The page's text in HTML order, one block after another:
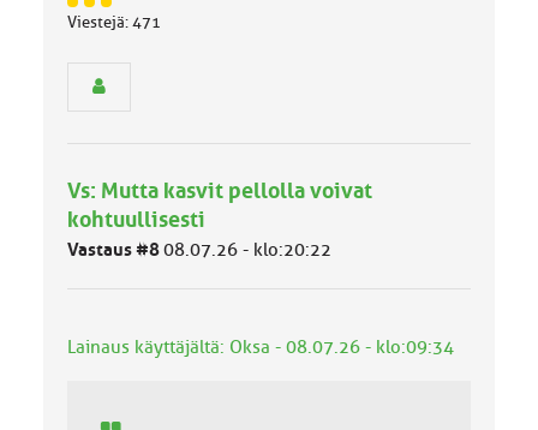
J
ä
m
ä
u
a
Viestejä: 471
Vs: Mutta kasvit pellolla voivat
kohtuullisesti
Vastaus #808.07.26 - klo:20:22
Lainaus käyttäjältä: Oksa - 08.07.26 - klo:09:34